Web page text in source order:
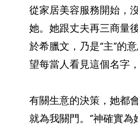
從家居美容服務開始，
她。她跟丈夫再三商量
於希臘文，乃是“主”的
望每當人看見這個名字
有關生意的決策，她都
就為我關門。”神確實